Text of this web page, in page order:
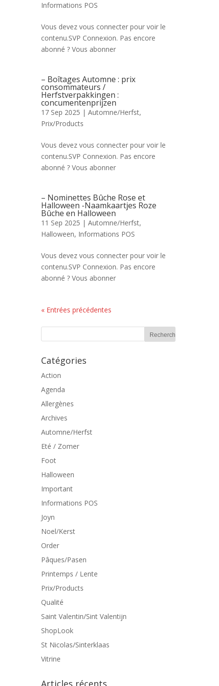
Informations POS
Vous devez vous connecter pour voir le
contenu.SVP Connexion. Pas encore
abonné ? Vous abonner
– Boîtages Automne : prix
consommateurs /
Herfstverpakkingen :
concumentenprijzen
17 Sep 2025 | Automne/Herfst,
Prix/Products
Vous devez vous connecter pour voir le
contenu.SVP Connexion. Pas encore
abonné ? Vous abonner
– Nominettes Bûche Rose et
Halloween -Naamkaartjes Roze
Bûche en Halloween
11 Sep 2025 | Automne/Herfst,
Halloween, Informations POS
Vous devez vous connecter pour voir le
contenu.SVP Connexion. Pas encore
abonné ? Vous abonner
« Entrées précédentes
Catégories
Action
Agenda
Allergènes
Archives
Automne/Herfst
Eté / Zomer
Foot
Halloween
Important
Informations POS
Joyn
Noel/Kerst
Order
Pâques/Pasen
Printemps / Lente
Prix/Products
Qualité
Saint Valentin/Sint Valentijn
ShopLook
St Nicolas/Sinterklaas
Vitrine
Articles récents